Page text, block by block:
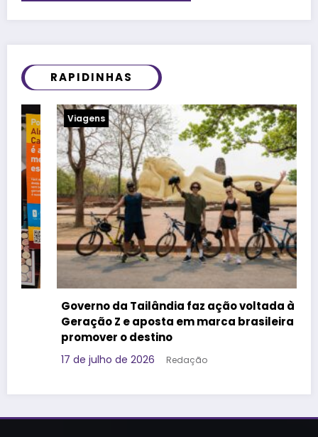
RAPIDINHAS
Viagens
Governo da Tailândia faz ação voltada à
Geração Z e aposta em marca brasileira para
promover o destino
17 de julho de 2026 Redação